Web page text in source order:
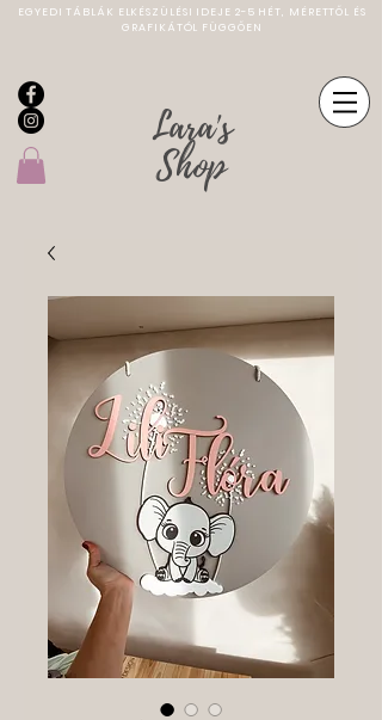
EGYEDI TÁBLÁK ELKÉSZÜLÉSI IDEJE 2-5 HÉT, MÉRETTŐL ÉS
GRAFIKÁTÓL FÜGGŐEN
Lara's
Shop